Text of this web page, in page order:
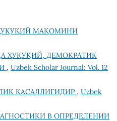
МАҚОМИНИ
ҲУҚУҚИЙ, ДЕМОКРАТИК
, Uzbek Scholar Journal: Vol. 12
КАСАЛЛИГИДИР , Uzbek
В ОПРЕДЕЛЕНИИ